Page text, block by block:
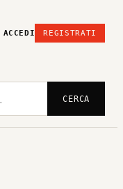
ACCEDI REGISTRATI
CERCA